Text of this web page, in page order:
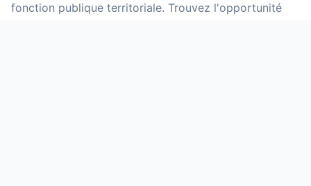
fonction publique territoriale. Trouvez l'opportunité